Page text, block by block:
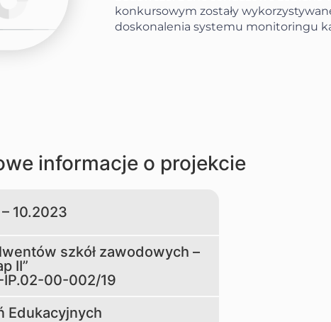
konkursowym zostały
doskonalenia systemu monitoringu
informacje o projekcie
10.2023
szkół zawodowych –
II”
IP.02-00-002/19
Edukacyjnych